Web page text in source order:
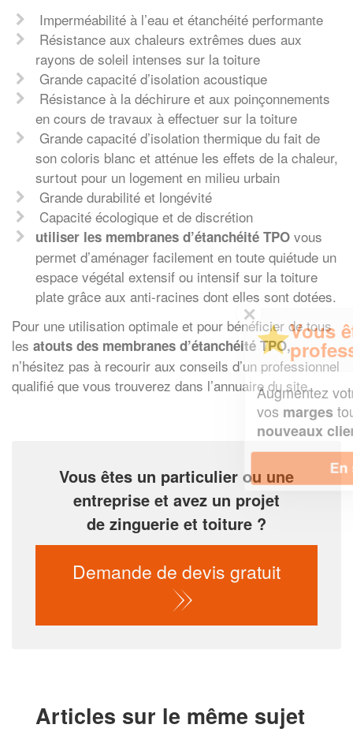
Imperméabilité à l’eau et étanchéité performante
Résistance aux chaleurs extrêmes dues aux
rayons de soleil intenses sur la toiture
Grande capacité d’isolation acoustique
Résistance à la déchirure et aux poinçonnements
en cours de travaux à effectuer sur la toiture
Grande capacité d’isolation thermique du fait de
son coloris blanc et atténue les effets de la chaleur,
surtout pour un logement en milieu urbain
Grande durabilité et longévité
Capacité écologique et de discrétion
utiliser les membranes d’étanchéité TPO vous
permet d’aménager facilement en toute quiétude un
espace végétal extensif ou intensif sur la toiture
plate grâce aux anti-racines dont elles sont dotées.
Pour une utilisation optimale et pour bénéficier de tous
les atouts des membranes d’étanchéité TPO,
n’hésitez pas à recourir aux conseils d’un professionnel
qualifié que vous trouverez dans l’annuaire du site.
Vous êtes un particulier ou une
entreprise et avez un projet
de zinguerie et toiture ?
Demande de devis gratuit
Articles sur le même sujet
Vous êtes un
professionnel ?
Augmentez votrechiffre d'affaireset
tout en gagnant de
En savoir plus